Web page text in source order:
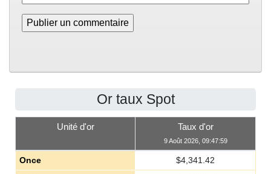
Or taux Spot
Unité d'or Taux d'or
9 Août 2026, 09:47:59
Once $4,341.42